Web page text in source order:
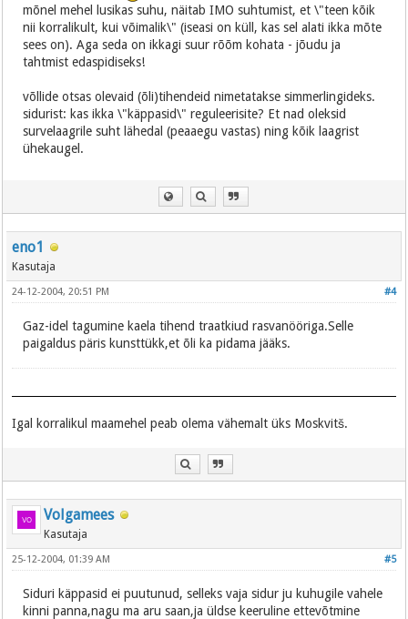
mõnel mehel lusikas suhu, näitab IMO suhtumist, et \"teen kõik
nii korralikult, kui võimalik\" (iseasi on küll, kas sel alati ikka mõte
sees on). Aga seda on ikkagi suur rõõm kohata - jõudu ja
tahtmist edaspidiseks!
võllide otsas olevaid (õli)tihendeid nimetatakse simmerlingideks.
sidurist: kas ikka \"käppasid\" reguleerisite? Et nad oleksid
survelaagrile suht lähedal (peaaegu vastas) ning kõik laagrist
ühekaugel.
eno1
Kasutaja
#4
24-12-2004, 20:51 PM
Gaz-idel tagumine kaela tihend traatkiud rasvanööriga.Selle
paigaldus päris kunsttükk,et õli ka pidama jääks.
Igal korralikul maamehel peab olema vähemalt üks Moskvitš.
Volgamees
Kasutaja
#5
25-12-2004, 01:39 AM
Siduri käppasid ei puutunud, selleks vaja sidur ju kuhugile vahele
kinni panna,nagu ma aru saan,ja üldse keeruline ettevõtmine